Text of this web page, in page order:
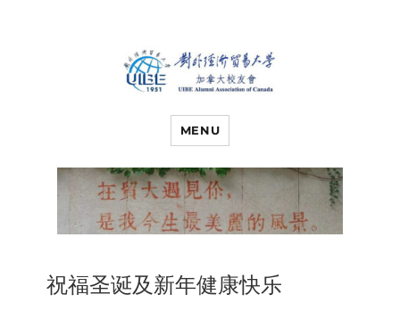
对外经济贸易
大学加拿大校
友会
MENU
祝福圣诞及新年健康快乐